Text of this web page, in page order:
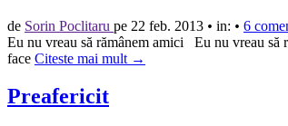
de Sorin Poclitaru pe 22 feb. 2013 • in: • 6
Eu nu vreau să rămânem amici Eu nu vreau
face Citeste mai mult →
Preafericit